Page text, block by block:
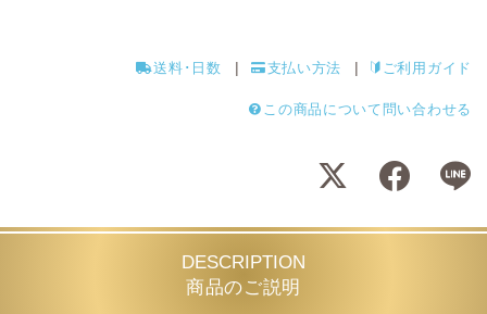
送料･日数 支払い方法 ご利用ガイド
この商品について問い合わせる
DESCRIPTION
商品のご説明